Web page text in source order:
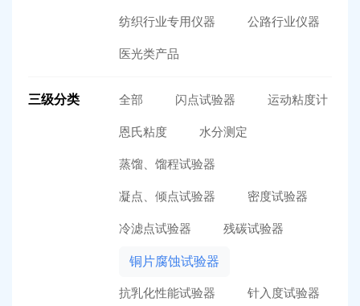
纺织行业专用仪器 公路行业仪器
医光类产品
三级分类 全部 闪点试验器 运动粘度计
恩氏粘度 水分测定
蒸馏、馏程试验器
凝点、倾点试验器 密度试验器
冷滤点试验器 残碳试验器
铜片腐蚀试验器
抗乳化性能试验器 针入度试验器